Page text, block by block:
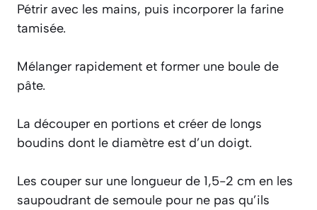
Pétrir avec les mains, puis incorporer la farine
tamisée.
Mélanger rapidement et former une boule de
pâte.
La découper en portions et créer de longs
boudins dont le diamètre est d’un doigt.
Les couper sur une longueur de 1,5-2 cm en les
saupoudrant de semoule pour ne pas qu’ils